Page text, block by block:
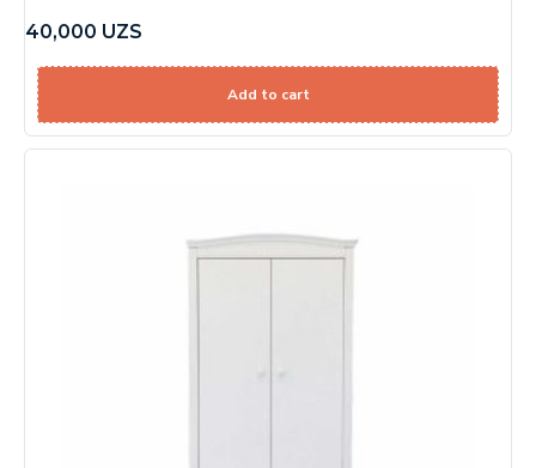
40,000 UZS
Add to cart